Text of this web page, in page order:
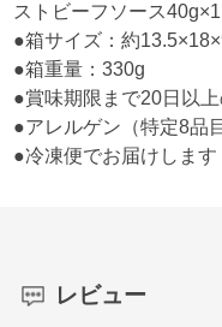
ストビーフソース40g×1
●箱サイズ：約
●箱重量：330g
●賞味期限まで20日以
●アレルゲン（特定8品
●冷凍便でお届けします
レビュー